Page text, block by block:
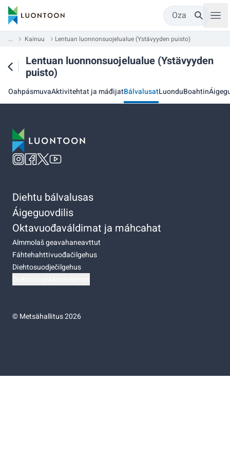
Oza
... Kainuu Lentuan luonnonsuojelualue (Ystävyyden puisto)
Lentuan luonnonsuojelualue (Ystävyyden
puisto)
OahpásmuvaAktivitehtat ja máđijatBálvalusatLuonduBoahtin
Diehtu bálvalusas
Áigeguovdilis
Oktavuođaváldimat ja máhcahat
Almmolaš geavahaneavttut
Fáhtehahttivuođačilgehus
Diehtosuodječilgehus
©Metsähallitus 2026